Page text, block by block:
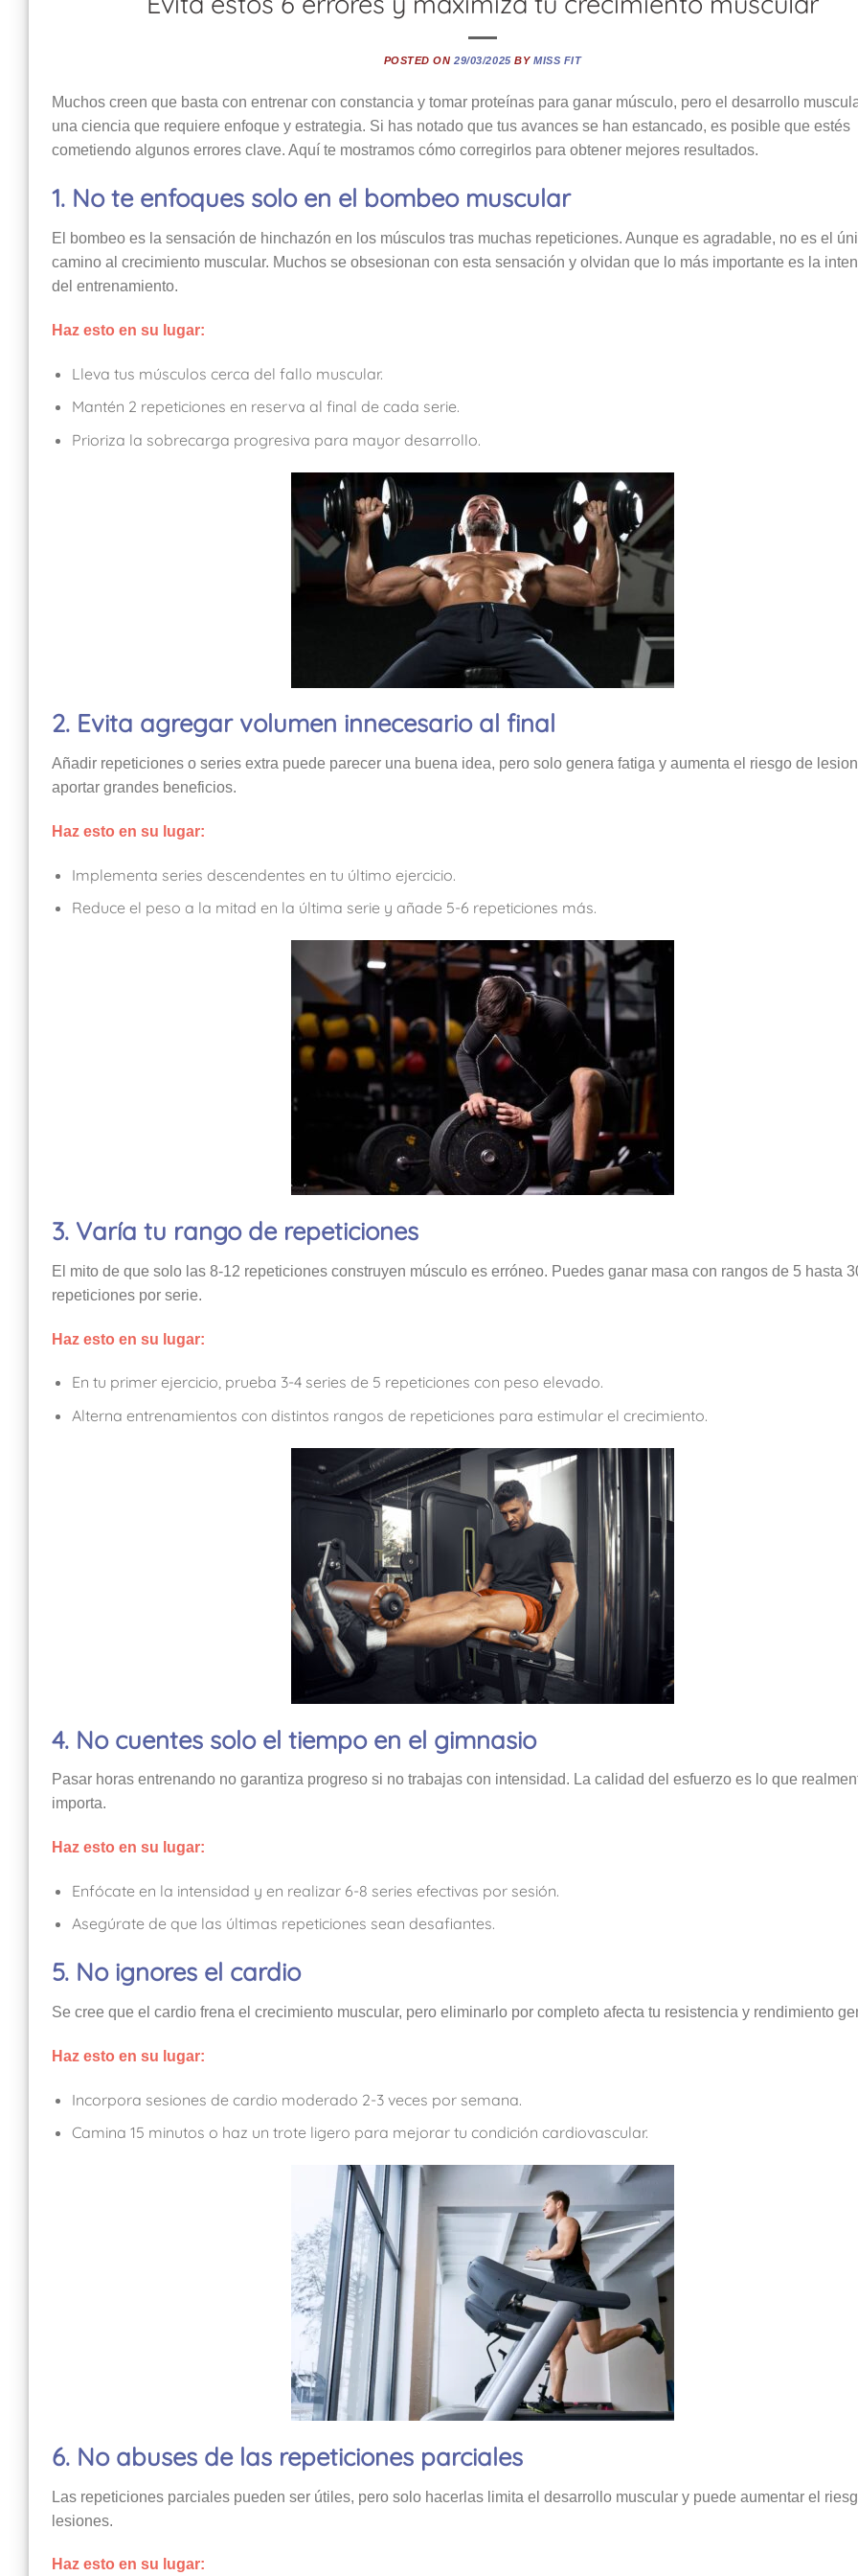
POSTED ON29/03/2025 BY MISS FIT
Muchos creen que basta con entrenar con constancia y tomar proteínas para ganar músculo, pero el desarrollo
una ciencia que requiere enfoque y estrategia. Si has notado que tus avances se han estancado, es posible que estés
cometiendo algunos errores clave. Aquí te mostramos cómo corregirlos para obtener mejores resultados.
1. No te enfoques solo en el bombeo muscular
El bombeo es la sensación de hinchazón en los músculos tras muchas repeticiones. Aunque es agradable, no es el
camino al crecimiento muscular. Muchos se obsesionan con esta sensación y olvidan que lo más importante es la
del entrenamiento.
Haz esto en su lugar:
Lleva tus músculos cerca del fallo muscular.
Mantén 2 repeticiones en reserva al final de cada serie.
Prioriza la sobrecarga progresiva para mayor desarrollo.
2. Evita agregar volumen innecesario al final
Añadir repeticiones o series extra puede parecer una buena idea, pero solo genera fatiga y aumenta el riesgo de
aportar grandes beneficios.
Haz esto en su lugar:
Implementa series descendentes en tu último ejercicio.
Reduce el peso a la mitad en la última serie y añade 5-6 repeticiones más.
3. Varía tu rango de repeticiones
El mito de que solo las 8-12 repeticiones construyen músculo es erróneo. Puedes ganar masa con rangos de 5 hasta
repeticiones por serie.
Haz esto en su lugar:
En tu primer ejercicio, prueba 3-4 series de 5 repeticiones con peso elevado.
Alterna entrenamientos con distintos rangos de repeticiones para estimular el crecimiento.
4. No cuentes solo el tiempo en el gimnasio
Pasar horas entrenando no garantiza progreso si no trabajas con intensidad. La calidad del esfuerzo es lo que
importa.
Haz esto en su lugar:
Enfócate en la intensidad y en realizar 6-8 series efectivas por sesión.
Asegúrate de que las últimas repeticiones sean desafiantes.
5. No ignores el cardio
Se cree que el cardio frena el crecimiento muscular, pero eliminarlo por completo afecta tu resistencia y rendimiento
Haz esto en su lugar:
Incorpora sesiones de cardio moderado 2-3 veces por semana.
Camina 15 minutos o haz un trote ligero para mejorar tu condición cardiovascular.
6. No abuses de las repeticiones parciales
Las repeticiones parciales pueden ser útiles, pero solo hacerlas limita el desarrollo muscular y puede aumentar el
lesiones.
Haz esto en su lugar: